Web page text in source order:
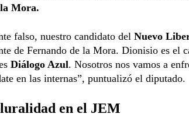
Mora.
falso, nuestro candidato del Nuevo
de Fernando de la Mora. Dionisio es el
Diálogo Azul. Nosotros nos vamos a
en las internas”, puntualizó el diputado.
en el JEM